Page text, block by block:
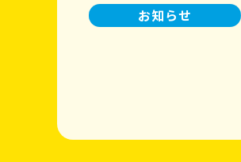
お知らせ